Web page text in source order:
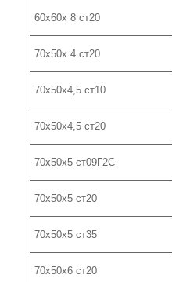
60х60х 8 ст20
70х50х 4 ст20
70х50х4,5 ст10
70х50х4,5 ст20
70х50х5 ст09Г2С
70х50х5 ст20
70х50х5 ст35
70х50х6 ст20